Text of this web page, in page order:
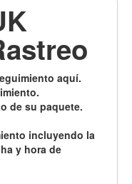
aquí.
de su paquete.
incluyendo la
y hora de